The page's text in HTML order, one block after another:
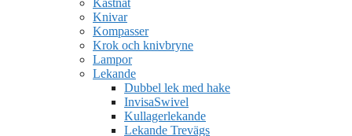
Kastnät
Knivar
Kompasser
Krok och knivbryne
Lampor
Lekande
Dubbel lek med hake
InvisaSwivel
Kullagerlekande
Lekande Trevägs